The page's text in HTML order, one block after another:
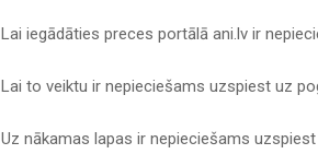
Lai iegādāties preces portālā ani.lv ir
Lai to veiktu ir nepieciešams uzspiest uz
Uz nākamas lapas ir nepieciešams